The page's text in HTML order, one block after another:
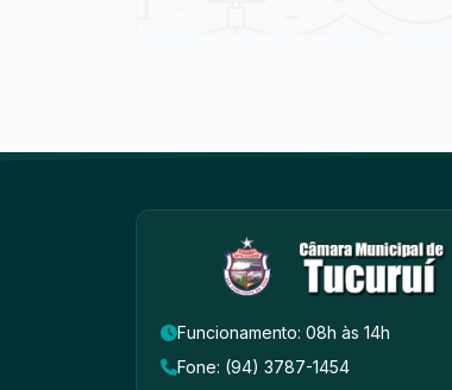
Funcionamento: 08h às 14h
Fone: (94) 3787-1454